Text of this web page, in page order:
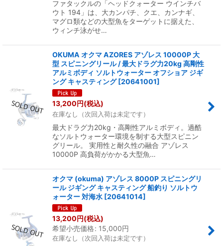
ファタックルの「ヘッドクォーター ウインチバ
ウト 194」は、大カンパチ、クエ、カンナギ、
マグロ類などの大型魚をターゲットに据えた、
ウィンチ泳がせ…
OKUMA オクマ AZORES アゾレス 10000P 大
型 スピニングリール / 最大ドラグ力20kg 高剛性
アルミボディ ソルトウォーター オフショア ジギ
ング キャスティング [20641001]
13,200円(税込)
在庫なし（次回入荷は未定です）
最大ドラグ力20kg・高剛性アルミボディ。過酷
なソルトウォーター環境を制する大型スピニン
グリール。 実用性と耐久性の融合 アゾレス
10000P 高負荷がかかる大型魚…
オクマ (okuma) アゾレス 8000P スピニングリ
ール ジギング キャスティング 船釣り ソルトウ
ォーター 対海水 [20641014]
13,200円(税込)
希望小売価格: 15,000円
在庫なし（次回入荷は未定です）